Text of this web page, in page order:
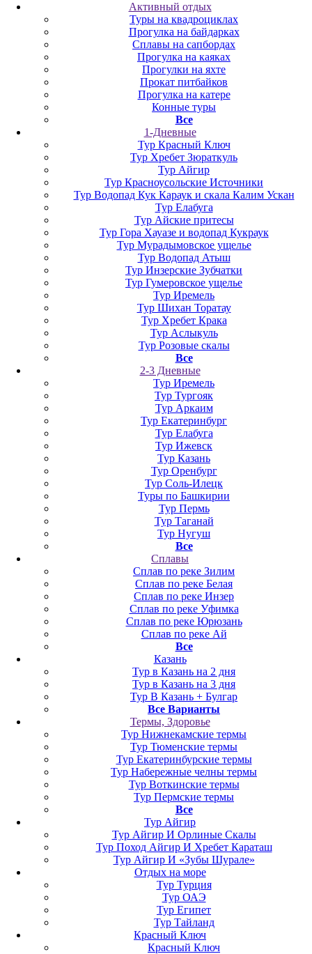
Активный отдых
Туры на квадроциклах
Прогулка на байдарках
Сплавы на сапбордах
Прогулка на каяках
Прогулки на яхте
Прокат питбайков
Прогулка на катере
Конные туры
Все
1-Дневные
Тур Красный Ключ
Тур Хребет Зюраткуль
Тур Айгир
Тур Красноусольские Источники
Тур Водопад Кук Караук и скала Калим Ускан
Тур Елабуга
Тур Айские притесы
Тур Гора Хауазе и водопад Кукраук
Тур Мурадымовское ущелье
Тур Водопад Атыш
Тур Инзерские Зубчатки
Тур Гумеровское ущелье
Тур Иремель
Тур Шихан Торатау
Тур Хребет Крака
Тур Аслыкуль
Тур Розовые скалы
Все
2-3 Дневные
Тур Иремель
Тур Тургояк
Тур Аркаим
Тур Екатеринбург
Тур Елабуга
Тур Ижевск
Тур Казань
Тур Оренбург
Тур Соль-Илецк
Туры по Башкирии
Тур Пермь
Тур Таганай
Тур Нугуш
Все
Сплавы
Сплав по реке Зилим
Сплав по реке Белая
Сплав по реке Инзер
Сплав по реке Уфимка
Сплав по реке Юрюзань
Сплав по реке Ай
Все
Казань
Тур в Казань на 2 дня
Тур в Казань на 3 дня
Тур В Казань + Булгар
Все Варианты
Термы, Здоровье
Тур Нижнекамские термы
Тур Тюменские термы
Тур Екатеринбурские термы
Тур Набережные челны термы
Тур Воткинские термы
Тур Пермские термы
Все
Тур Айгир
Тур Айгир И Орлиные Скалы
Тур Поход Айгир И Хребет Караташ
Тур Айгир И «Зубы Шурале»
Отдых на море
Тур Турция
Тур ОАЭ
Тур Египет
Тур Тайланд
Красный Ключ
Красный Ключ